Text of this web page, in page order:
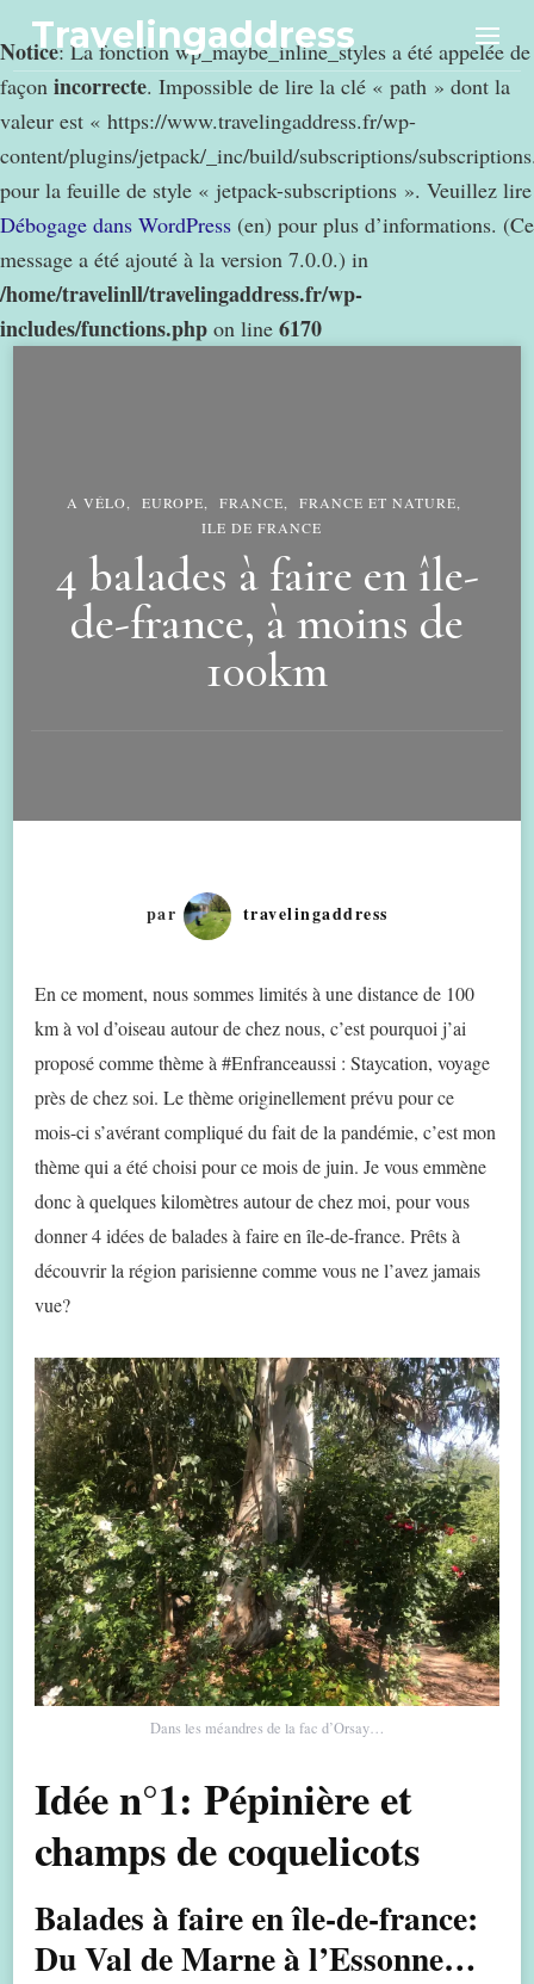
Notice: La fonction wp_maybe_inline_styles a été appelée de
façon incorrecte. Impossible de lire la clé « path » dont la
valeur est « https://www.travelingaddress.fr/wp-
content/plugins/jetpack/_inc/build/subscriptions/
pour la feuille de style « jetpack-subscriptions ». Veuillez lire
Débogage dans WordPress (en) pour plus d’informations. (Ce
message a été ajouté à la version 7.0.0.) in
/home/travelinll/travelingaddress.fr/wp-
includes/functions.php on line 6170
Travelingaddress
A VÉLO EUROPE FRANCE
FRANCE ET NATURE
ILE DE FRANCE
4 balades à faire en île-
de-france, à moins de
100km
par travelingaddress
En ce moment, nous sommes limités à une distance de 100
km à vol d’oiseau autour de chez nous, c’est pourquoi j’ai
proposé comme thème à #Enfranceaussi : Staycation, voyage
près de chez soi. Le thème originellement prévu pour ce
mois-ci s’avérant compliqué du fait de la pandémie, c’est mon
thème qui a été choisi pour ce mois de juin. Je vous emmène
donc à quelques kilomètres autour de chez moi, pour vous
donner 4 idées de balades à faire en île-de-france. Prêts à
découvrir la région parisienne comme vous ne l’avez jamais
vue?
Dans les méandres de la fac d’Orsay…
Idée n°1: Pépinière et
champs de coquelicots
Balades à faire en île-de-france:
Du Val de Marne à l’Essonne…